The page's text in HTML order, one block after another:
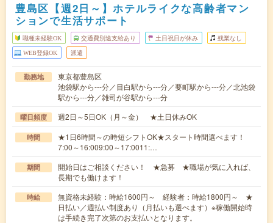
豊島区【週2日～】ホテルライクな高齢者マン
ションで生活サポート
職種未経験OK 交通費別途支給あり 土日祝日が休み 残業なし
WEB登録OK 派遣
勤務地
東京都豊島区
池袋駅から---分／目白駅から---分／要町駅から---分／北池袋
駅から---分／雑司が谷駅から---分
曜日頻度 週2日～5日OK（月～金） ★土日休みOK
時間
★1日6時間～の時短シフトOK★スタート時間選べます！
7:00～16:009:00～17:0011:…
期間
開始日はご相談ください！ ★急募 ★職場が気に入れば、
長期でも働けます！
時給
無資格未経験：時給1600円～ 経験者：時給1800円～ ★
日払い／週払い制度あり（月払いも選べます）※稼働開始時
は手続き完了次第のお支払いとなります。